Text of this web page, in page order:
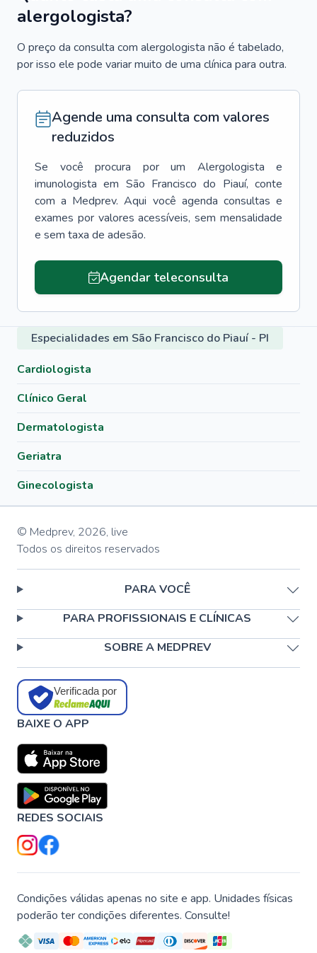
alergologista?
O preço da consulta com alergologista não é tabelado,
por isso ele pode variar muito de uma clínica para outra.
Agende uma consulta com valores
reduzidos
Se você procura por um
Alergologista e
imunologista em São Francisco do Piauí, conte
com a Medprev. Aqui você agenda consultas e
exames por valores acessíveis, sem mensalidade
e sem taxa de adesão.
Agendar teleconsulta
Especialidades em São Francisco do Piauí - PI
Cardiologista
Clínico Geral
Dermatologista
Geriatra
Ginecologista
© Medprev, 2026, live
Todos os direitos reservados
PARA VOCÊ
PARA PROFISSIONAIS E CLÍNICAS
SOBRE A MEDPREV
Verificada por
BAIXE O APP
REDES SOCIAIS
Condições válidas apenas no site e app. Unidades físicas
poderão ter condições diferentes. Consulte!